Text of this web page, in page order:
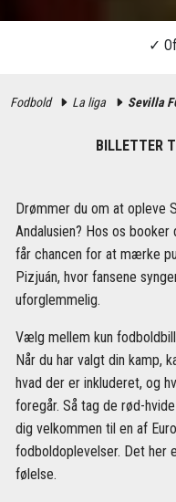
Fodbold La liga Sevilla
BILLETTER
Drømmer du om at opleve
Andalusien? Hos os booker
får chancen for at mærke
Pizjuán, hvor fansene
uforglemmelig.
Vælg mellem kun
Når du har valgt din kamp,
hvad der er inkluderet, og
foregår. Så tag de rød-
dig velkommen til en af
fodboldoplevelser. Det her
følelse.